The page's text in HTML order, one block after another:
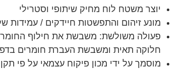
יוצר משטח לוח מחיק שיתופי וסטרילי
מונע זיהום והתפשטות חיידקים / עמידות
פעולה משולשת: משבשת את חילוף
חלוקה תאית ומשבשת העברת חומרים